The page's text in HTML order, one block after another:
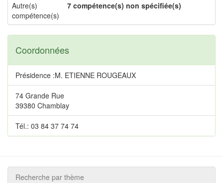
Autre(s)
compétence(s)
7 compétence(s) non spécifiée(s)
Coordonnées
Présidence :M. ETIENNE ROUGEAUX
74 Grande Rue
39380 Chamblay
Tél.: 03 84 37 74 74
Recherche par thème